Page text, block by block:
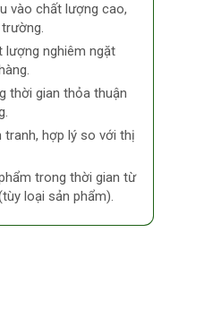
vào chất lượng cao,
lượng nghiêm ngặt
thời gian thỏa thuận
tranh, hợp lý so với thị
trong thời gian từ
loại sản phẩm).